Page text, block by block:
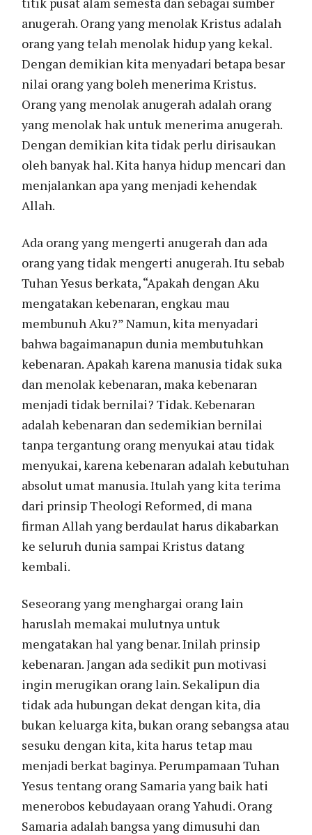
anugerah. Orang yang menolak Kristus adalah
orang yang telah menolak hidup yang kekal.
Dengan demikian kita menyadari betapa besar
nilai orang yang boleh menerima Kristus.
Orang yang menolak anugerah adalah orang
yang menolak hak untuk menerima anugerah.
Dengan demikian kita tidak perlu dirisaukan
oleh banyak hal. Kita hanya hidup mencari dan
menjalankan apa yang menjadi kehendak
Allah.
Ada orang yang mengerti anugerah dan ada
orang yang tidak mengerti anugerah. Itu sebab
Tuhan Yesus berkata, “Apakah dengan Aku
mengatakan kebenaran, engkau mau
membunuh Aku?” Namun, kita menyadari
bahwa bagaimanapun dunia membutuhkan
kebenaran. Apakah karena manusia tidak suka
dan menolak kebenaran, maka kebenaran
menjadi tidak bernilai? Tidak. Kebenaran
adalah kebenaran dan sedemikian bernilai
tanpa tergantung orang menyukai atau tidak
menyukai, karena kebenaran adalah kebutuhan
absolut umat manusia. Itulah yang kita terima
dari prinsip Theologi Reformed, di mana
firman Allah yang berdaulat harus dikabarkan
ke seluruh dunia sampai Kristus datang
kembali.
Seseorang yang menghargai orang lain
haruslah memakai mulutnya untuk
mengatakan hal yang benar. Inilah prinsip
kebenaran. Jangan ada sedikit pun motivasi
ingin merugikan orang lain. Sekalipun dia
tidak ada hubungan dekat dengan kita, dia
bukan keluarga kita, bukan orang sebangsa atau
sesuku dengan kita, kita harus tetap mau
menjadi berkat baginya. Perumpamaan Tuhan
Yesus tentang orang Samaria yang baik hati
menerobos kebudayaan orang Yahudi. Orang
Samaria adalah bangsa yang dimusuhi dan